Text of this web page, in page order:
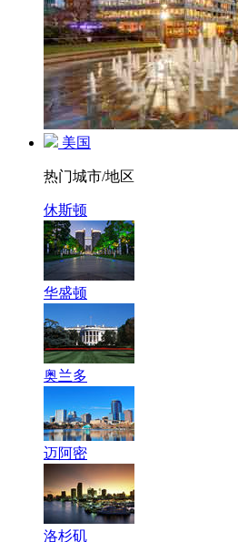
美国
热门城市/地区
休斯顿
华盛顿
奥兰多
迈阿密
洛杉矶